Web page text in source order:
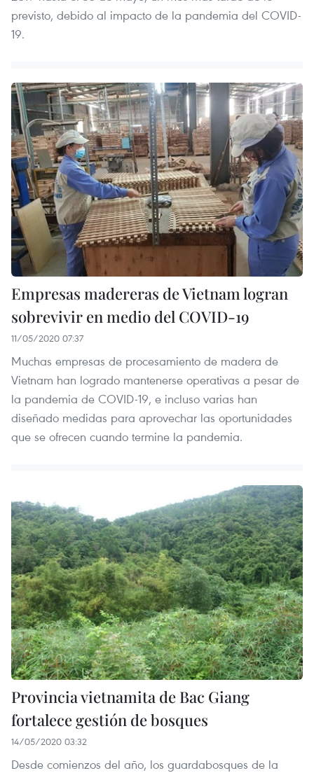
previsto, debido al impacto de la pandemia del COVID-
19.
Empresas madereras de Vietnam logran
sobrevivir en medio del COVID-19
11/05/2020 07:37
Muchas empresas de procesamiento de madera de
Vietnam han logrado mantenerse operativas a pesar de
la pandemia de COVID-19, e incluso varias han
diseñado medidas para aprovechar las oportunidades
que se ofrecen cuando termine la pandemia.
Provincia vietnamita de Bac Giang
fortalece gestión de bosques
14/05/2020 03:32
Desde comienzos del año, los guardabosques de la